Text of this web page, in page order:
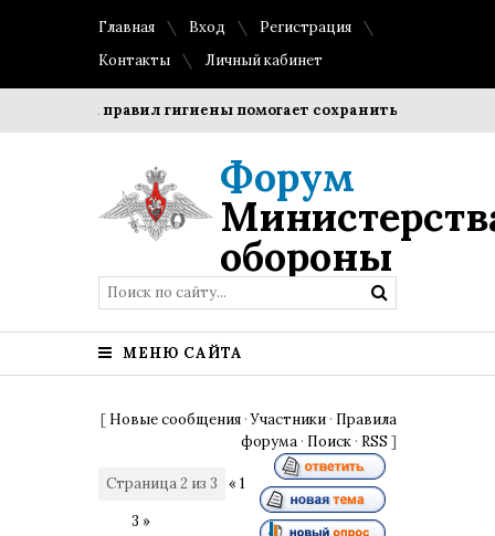
Главная Вход
Регистрация
Контакты
Личный кабинет
правил гигиены помогает сохранить прозрачность и
Форум
обороны
МЕНЮ САЙТА
[ Новые сообщения ·Участники · Правила
форума · Поиск · RSS ]
Страница2 из 3 « 1
3 »